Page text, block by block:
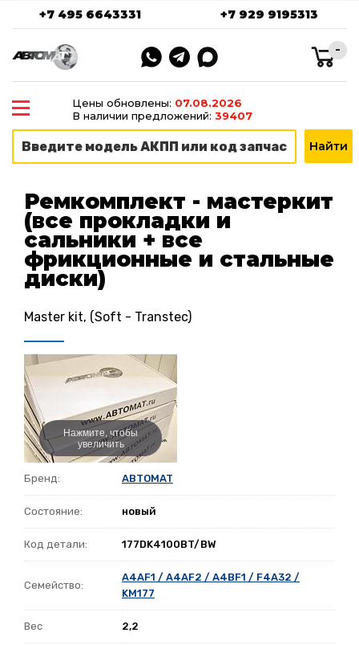
+7 495 6643331 +7 929 9195313
-
Цены обновлены: 07.08.2026
В наличии предложений: 39407
Ремкомплект - мастеркит
(все прокладки и
сальники + все
фрикционные и стальные
диски)
Master kit, (Soft - Transtec)
Нажмите, чтобы
увеличить
Бренд: ABTOMAT
Состояние: новый
Код детали: 177DK4100BT/BW
Семейство:
A4AF1 / A4AF2 / A4BF1 / F4A32 /
KM177
Вес 2,2